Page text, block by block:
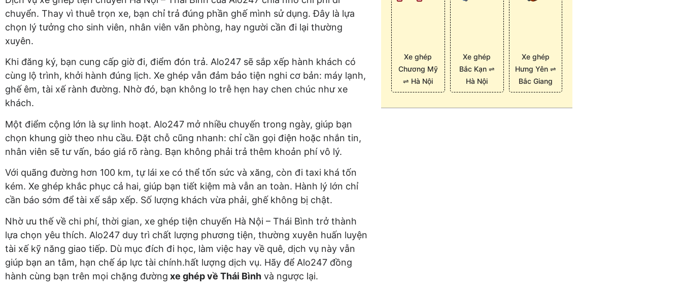
chuyển. Thay vì thuê trọn xe, bạn chỉ trả đúng phần ghế mình sử dụng. Đây là lựa
chọn lý tưởng cho sinh viên, nhân viên văn phòng, hay người cần đi lại thường
xuyên.
Khi đăng ký, bạn cung cấp giờ đi, điểm đón trả. Alo247 sẽ sắp xếp hành khách có
cùng lộ trình, khởi hành đúng lịch. Xe ghép vẫn đảm bảo tiện nghi cơ bản: máy lạnh,
ghế êm, tài xế rành đường. Nhờ đó, bạn không lo trễ hẹn hay chen chúc như xe
khách.
Một điểm cộng lớn là sự linh hoạt. Alo247 mở nhiều chuyến trong ngày, giúp bạn
chọn khung giờ theo nhu cầu. Đặt chỗ cũng nhanh: chỉ cần gọi điện hoặc nhắn tin,
nhân viên sẽ tư vấn, báo giá rõ ràng. Bạn không phải trả thêm khoản phí vô lý.
Với quãng đường hơn 100 km, tự lái xe có thể tốn sức và xăng, còn đi taxi khá tốn
kém. Xe ghép khắc phục cả hai, giúp bạn tiết kiệm mà vẫn an toàn. Hành lý lớn chỉ
cần báo sớm để tài xế sắp xếp. Số lượng khách vừa phải, ghế không bị chật.
Nhờ ưu thế về chi phí, thời gian, xe ghép tiện chuyến Hà Nội – Thái Bình trở thành
lựa chọn yêu thích. Alo247 duy trì chất lượng phương tiện, thường xuyên huấn luyện
tài xế kỹ năng giao tiếp. Dù mục đích đi học, làm việc hay về quê, dịch vụ này vẫn
giúp bạn an tâm, hạn chế áp lực tài chính.hất lượng dịch vụ. Hãy để Alo247 đồng
hành cùng bạn trên mọi chặng đường xe ghép về Thái Bình và ngược lại.
Xe ghép
Chương Mỹ
⇌ Hà Nội
Xe ghép
Bắc Kạn ⇌
Hà Nội
Xe ghép
Hưng Yên ⇌
Bắc Giang